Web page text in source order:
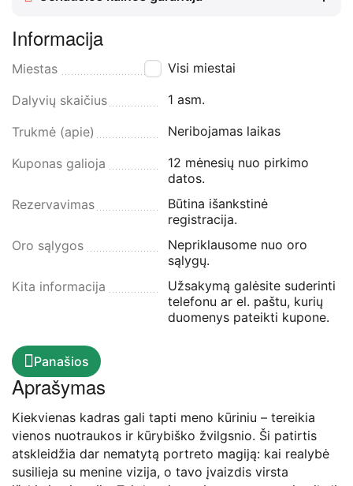
Informacija
Miestas Visi miestai
Dalyvių skaičius 1 asm.
Trukmė (apie) Neribojamas laikas
Kuponas galioja
12 mėnesių nuo pirkimo
datos.
Rezervavimas
Būtina išankstinė
registracija.
Oro sąlygos
Nepriklausome nuo oro
sąlygų.
Kita informacija
Užsakymą galėsite suderinti
telefonu ar el. paštu, kurių
duomenys pateikti kupone.
Panašios
Aprašymas
Kiekvienas kadras gali tapti meno kūriniu – tereikia
vienos nuotraukos ir kūrybiško žvilgsnio. Ši patirtis
atskleidžia dar nematytą portreto magiją: kai realybė
susilieja su menine vizija, o tavo įvaizdis virsta